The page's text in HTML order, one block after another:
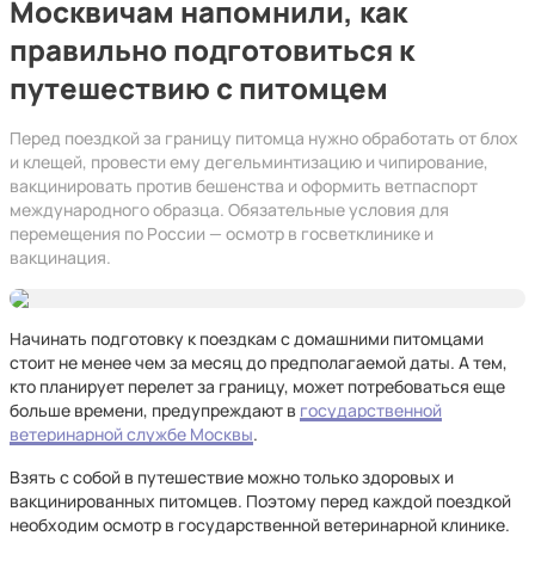
Москвичам напомнили, как
правильно подготовиться к
путешествию с питомцем
Перед поездкой за границу питомца нужно обработать от блох
и клещей, провести ему дегельминтизацию и чипирование,
вакцинировать против бешенства и оформить ветпаспорт
международного образца. Обязательные условия для
перемещения по России — осмотр в госветклинике и
вакцинация.
Начинать подготовку к поездкам с домашними питомцами
стоит не менее чем за месяц до предполагаемой даты. А тем,
кто планирует перелет за границу, может потребоваться еще
больше времени, предупреждают в государственной
ветеринарной службе Москвы.
Взять с собой в путешествие можно только здоровых и
вакцинированных питомцев. Поэтому перед каждой поездкой
необходим осмотр в государственной ветеринарной клинике.